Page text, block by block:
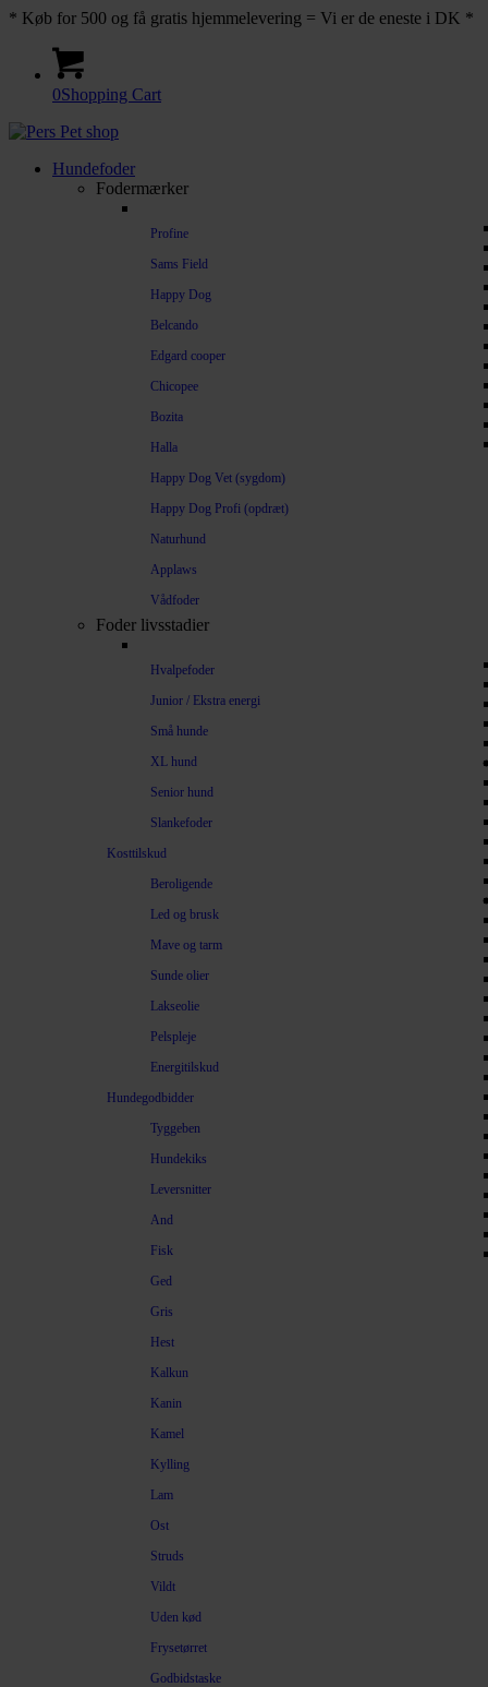
* Køb for 500 og få gratis hjemmelevering = Vi er de eneste i DK *
0Shopping Cart
Hundefoder
Fodermærker
Profine
Sams Field
Happy Dog
Belcando
Edgard cooper
Chicopee
Bozita
Halla
Happy Dog Vet (sygdom)
Happy Dog Profi (opdræt)
Naturhund
Applaws
Vådfoder
Foder livsstadier
Hvalpefoder
Junior / Ekstra energi
Små hunde
XL hund
Senior hund
Slankefoder
Kosttilskud
Beroligende
Led og brusk
Mave og tarm
Sunde olier
Lakseolie
Pelspleje
Energitilskud
Hundegodbidder
Tyggeben
Hundekiks
Leversnitter
And
Fisk
Ged
Gris
Hest
Kalkun
Kanin
Kamel
Kylling
Lam
Ost
Struds
Vildt
Uden kød
Frysetørret
Godbidstaske